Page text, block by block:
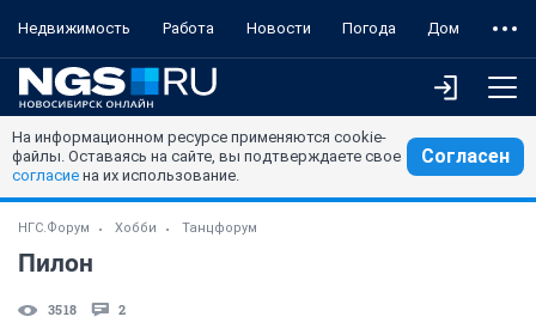
Недвижимость Работа Новости Погода Дом
На информационном ресурсе применяются cookie-
файлы. Оставаясь на сайте, вы подтверждаете свое
согласие на их использование.
Согласен
НГС.Форум Хобби Танцфорум
Пилон
3518 2